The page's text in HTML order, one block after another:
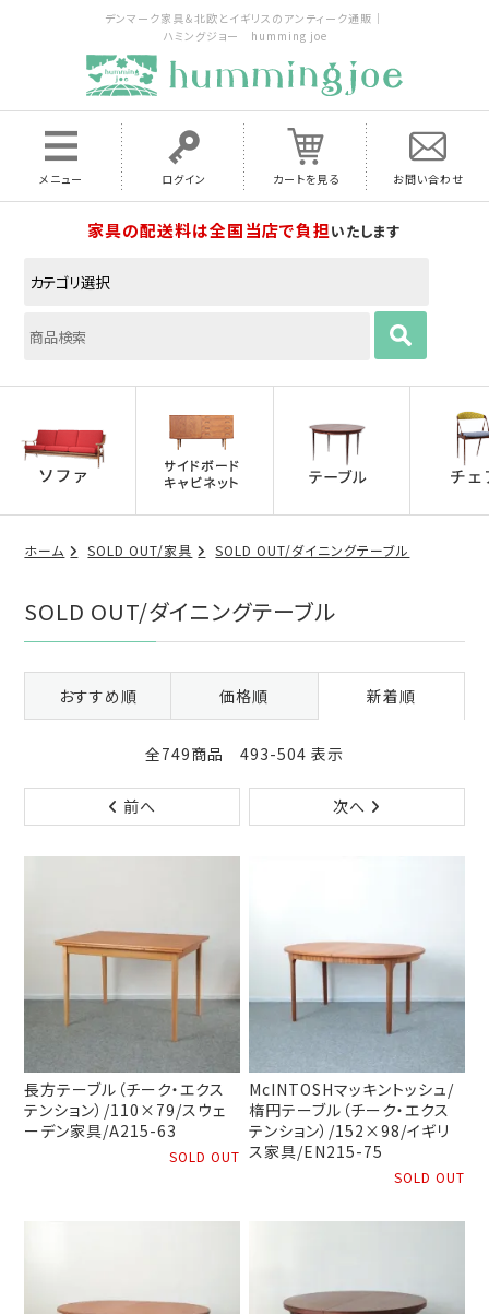
デンマーク家具＆北欧とイギリスのアンティーク通販｜
ハミングジョー humming joe
メニュー ログイン カートを見る お問い合わせ
家具の配送料は全国当店で負担いたします
ホーム SOLD OUT/家具 SOLD OUT/ダイニングテーブル
SOLD OUT/ダイニングテーブル
おすすめ順 価格順 新着順
全749商品 493-504 表示
前へ 次へ
長方テーブル（チーク・エクス
テンション）/110×79/スウェ
ーデン家具/A215-63
SOLD OUT
McINTOSHマッキントッシュ/
楕円テーブル（チーク・エクス
テンション）/152×98/イギリ
ス家具/EN215-75
SOLD OUT